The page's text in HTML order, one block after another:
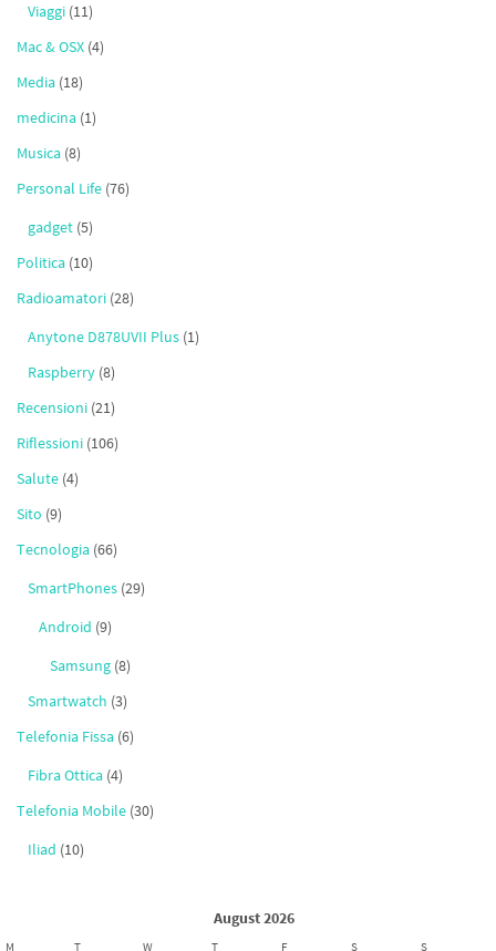
Viaggi (11)
Mac & OSX (4)
Media (18)
medicina (1)
Musica (8)
Personal Life (76)
gadget (5)
Politica (10)
Radioamatori (28)
Anytone D878UVII Plus (1)
Raspberry (8)
Recensioni (21)
Riflessioni (106)
Salute (4)
Sito (9)
Tecnologia (66)
SmartPhones (29)
Android (9)
Samsung (8)
Smartwatch (3)
Telefonia Fissa (6)
Fibra Ottica (4)
Telefonia Mobile (30)
Iliad (10)
August 2026
M T W T F S S